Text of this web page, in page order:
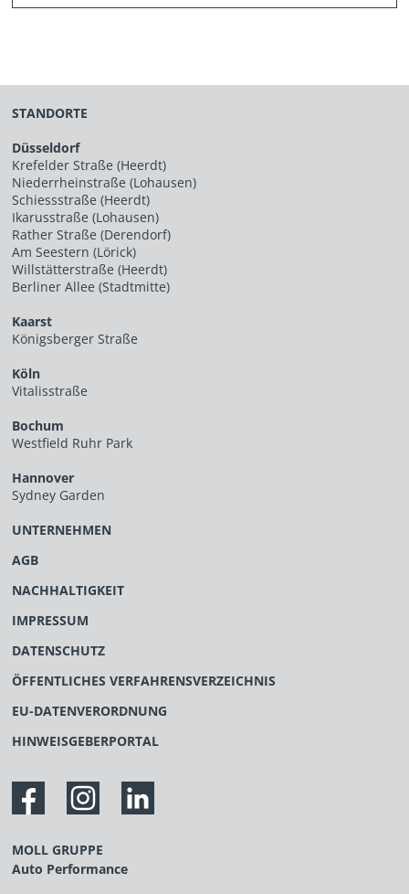
STANDORTE
Düsseldorf
Krefelder Straße (Heerdt)
Niederrheinstraße (Lohausen)
Schiessstraße (Heerdt)
Ikarusstraße (Lohausen)
Rather Straße (Derendorf)
Am Seestern (Lörick)
Willstätterstraße (Heerdt)
Berliner Allee (Stadtmitte)
Kaarst
Königsberger Straße
Köln
Vitalisstraße
Bochum
Westfield Ruhr Park
Hannover
Sydney Garden
UNTERNEHMEN
AGB
NACHHALTIGKEIT
IMPRESSUM
DATENSCHUTZ
ÖFFENTLICHES VERFAHRENSVERZEICHNIS
EU-DATENVERORDNUNG
HINWEISGEBERPORTAL
MOLL GRUPPE
Auto Performance